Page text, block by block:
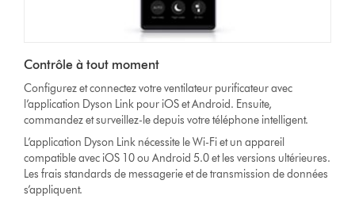
Contrôle à tout moment
Configurez et connectez votre ventilateur purificateur avec
l’application Dyson Link pour iOS et Android. Ensuite,
commandez et surveillez-le depuis votre téléphone intelligent.
L’application Dyson Link nécessite le Wi-Fi et un appareil
compatible avec iOS 10 ou Android 5.0 et les versions ultérieures.
Les frais standards de messagerie et de transmission de données
s’appliquent.